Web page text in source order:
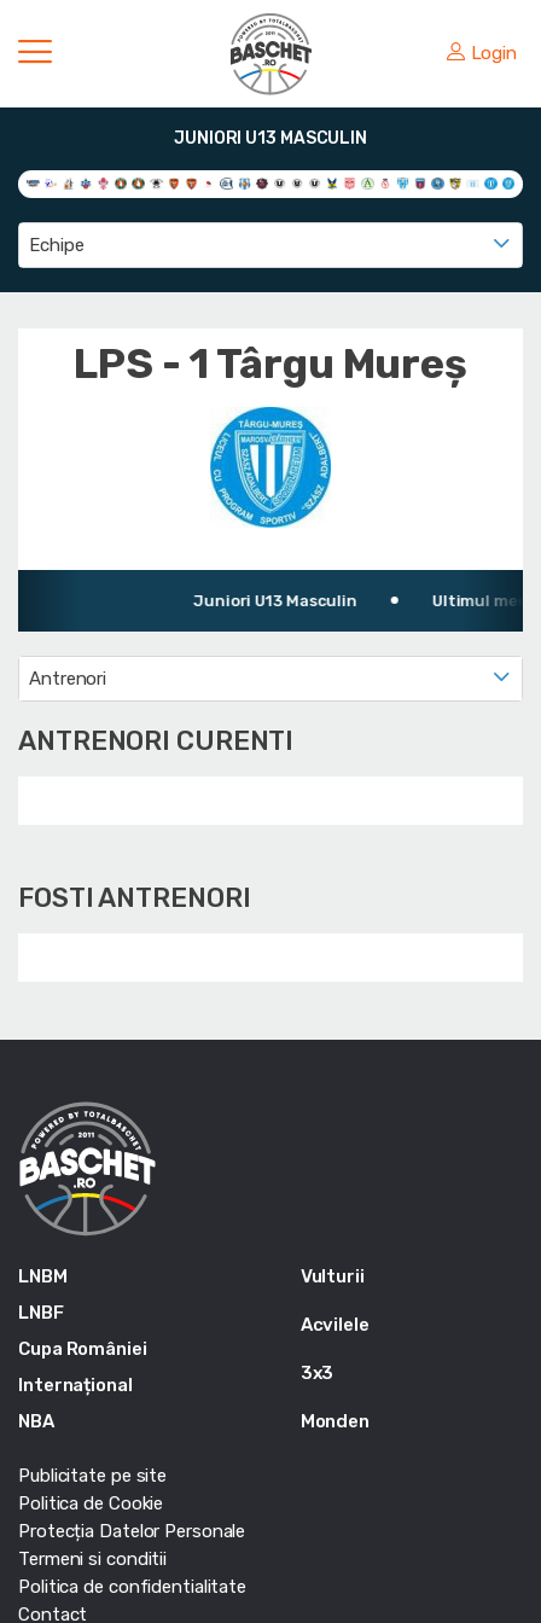
Login
JUNIORI U13 MASCULIN
Echipe
LPS - 1 Târgu Mureș
Juniori U13 Masculin Ultimul meci:
Antrenori
ANTRENORI CURENTI
FOSTI ANTRENORI
LNBM
LNBF
Cupa României
Internațional
NBA
Vulturii
Acvilele
3x3
Monden
Publicitate pe site
Politica de Cookie
Protecția Datelor Personale
Termeni si conditii
Politica de confidentialitate
Contact